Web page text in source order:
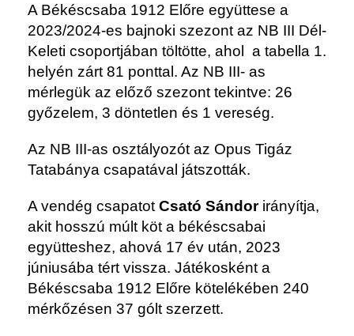
A Békéscsaba 1912 Előre együttese a
2023/2024-es bajnoki szezont az NB III Dél-
Keleti csoportjában töltötte, ahol a tabella 1.
helyén zárt 81 ponttal. Az NB III- as
mérlegük az előző szezont tekintve: 26
győzelem, 3 döntetlen és 1 vereség.
Az NB III-as osztályozót az Opus Tigáz
Tatabánya csapatával játszották.
A vendég csapatotCsató Sándorirányítja,
akit hosszú múlt köt a békéscsabai
együtteshez, ahová 17 év után, 2023
júniusába tért vissza. Játékosként a
Békéscsaba 1912 Előre kötelékében 240
mérkőzésen 37 gólt szerzett.